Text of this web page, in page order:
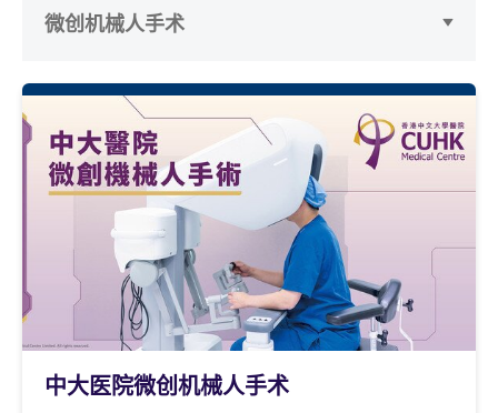
微创机械人手术
中大医院微创机械人手术